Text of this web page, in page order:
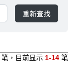
重新查找
笔，目前显示 1-14 笔